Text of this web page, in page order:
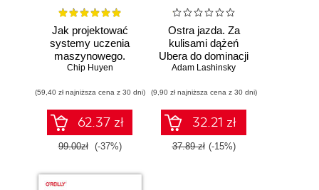
Jak projektować
systemy uczenia
maszynowego.
Iteracyjne
gotowych do pracy
Chip Huyen
(59,40 zł najniższa cena z 30 dni)
62.37 zł
99.00zł (-37%)
Ostra jazda. Za
kulisami dążeń
Ubera do dominacji
na świecie
Adam Lashinsky
(9,90 zł najniższa cena z 30 dni)
32.21 zł
37.89 zł (-15%)